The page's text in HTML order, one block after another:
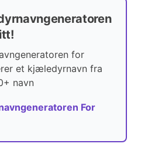
for
et kjæledyrnavn fra
navn
For